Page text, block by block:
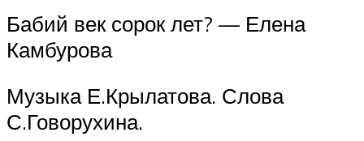
Бабий век сорок лет? — Елена
Камбурова
Музыка Е.Крылатова. Слова
С.Говорухина.